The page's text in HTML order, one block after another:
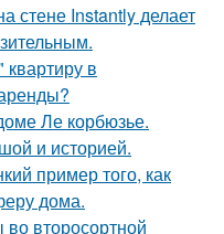
стене Instantly делает
в
Ле корбюзье.
и историей.
пример того, как
дома.
второсортной